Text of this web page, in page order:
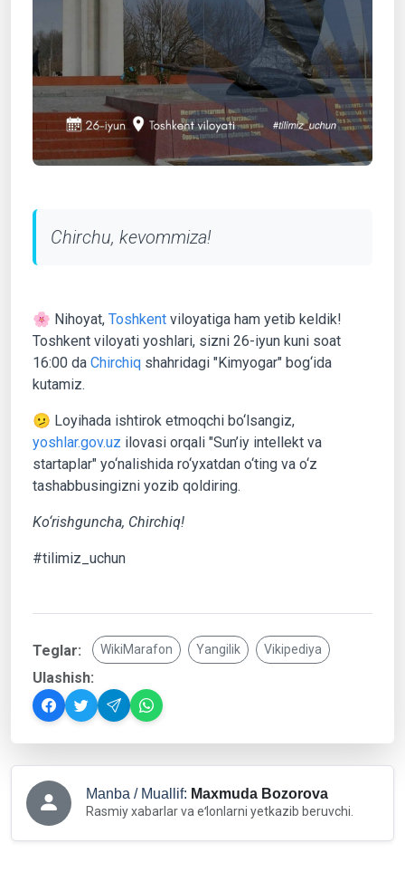
Chirchu, kevommiza!
🌸 Nihoyat, Toshkent viloyatiga ham yetib keldik!
Toshkent viloyati yoshlari, sizni 26-iyun kuni soat
16:00 da Chirchiq shahridagi "Kimyogar" bog‘ida
kutamiz.
🫤 Loyihada ishtirok etmoqchi bo‘lsangiz,
yoshlar.gov.uz ilovasi orqali "Sun’iy intellekt va
startaplar" yo‘nalishida ro‘yxatdan o‘ting va o‘z
tashabbusingizni yozib qoldiring.
Ko‘rishguncha, Chirchiq!
#tilimiz_uchun
Teglar: WikiMarafon Yangilik Vikipediya
Ulashish:
Manba / Muallif: Maxmuda Bozorova
Rasmiy xabarlar va eʻlonlarni yetkazib beruvchi.